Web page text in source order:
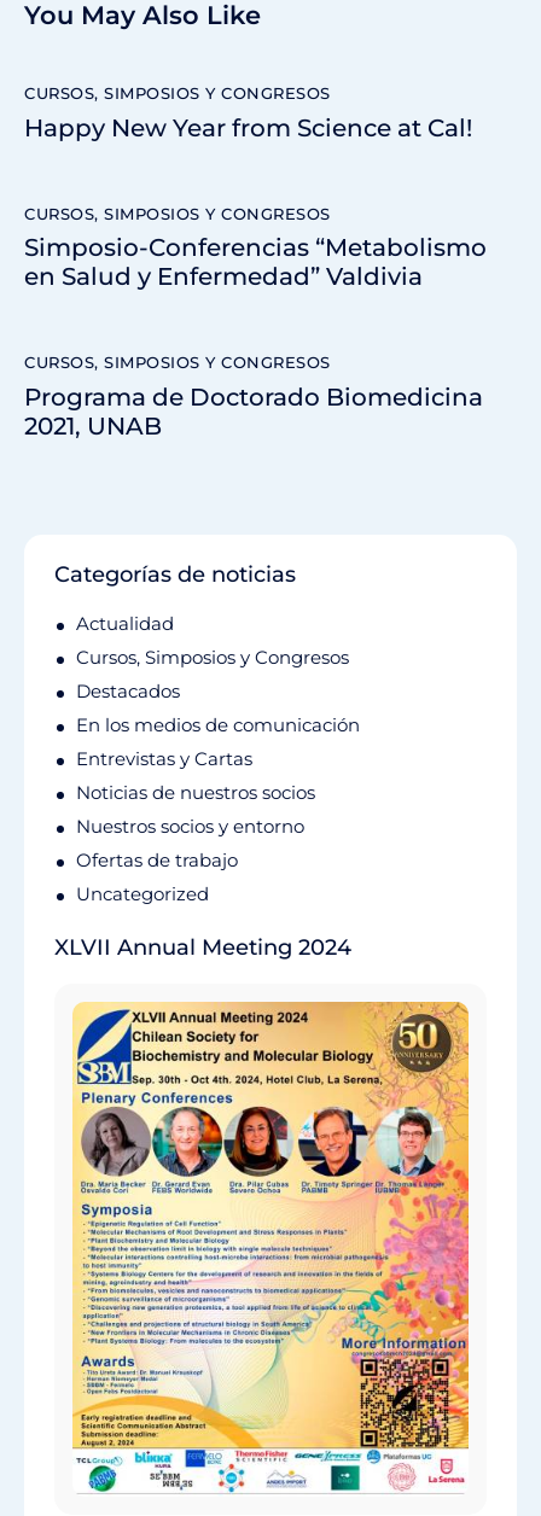
You May Also Like
CURSOS, SIMPOSIOS Y CONGRESOS
Happy New Year from Science at Cal!
CURSOS, SIMPOSIOS Y CONGRESOS
Simposio-Conferencias “Metabolismo
en Salud y Enfermedad” Valdivia
CURSOS, SIMPOSIOS Y CONGRESOS
Programa de Doctorado Biomedicina
2021, UNAB
Categorías de noticias
Actualidad
Cursos, Simposios y Congresos
Destacados
En los medios de comunicación
Entrevistas y Cartas
Noticias de nuestros socios
Nuestros socios y entorno
Ofertas de trabajo
Uncategorized
XLVII Annual Meeting 2024